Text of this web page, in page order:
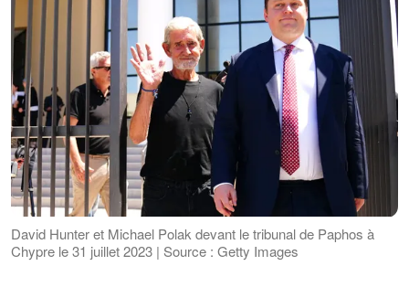
David Hunter et Michael Polak devant le tribunal de Paphos à
Chypre le 31 juillet 2023 | Source : Getty Images